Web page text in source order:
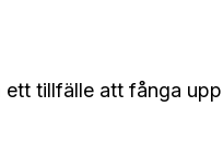
tillfälle att fånga